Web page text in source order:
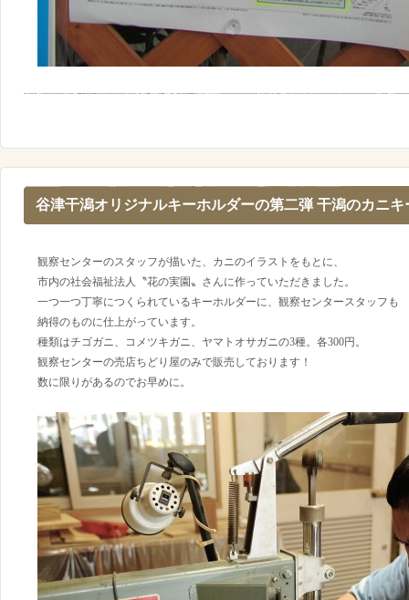
谷津干潟オリジナルキーホルダーの第二弾 干潟のカニ
観察センターのスタッフが描いた、カニのイラストをもとに、
市内の社会福祉法人〝花の実園〟さんに作っていただきました。
一つ一つ丁寧につくられているキーホルダーに、観察センタースタッフも
納得のものに仕上がっています。
種類はチゴガニ、コメツキガニ、ヤマトオサガニの3種。各300円。
観察センターの売店ちどり屋のみで販売しております！
数に限りがあるのでお早めに。